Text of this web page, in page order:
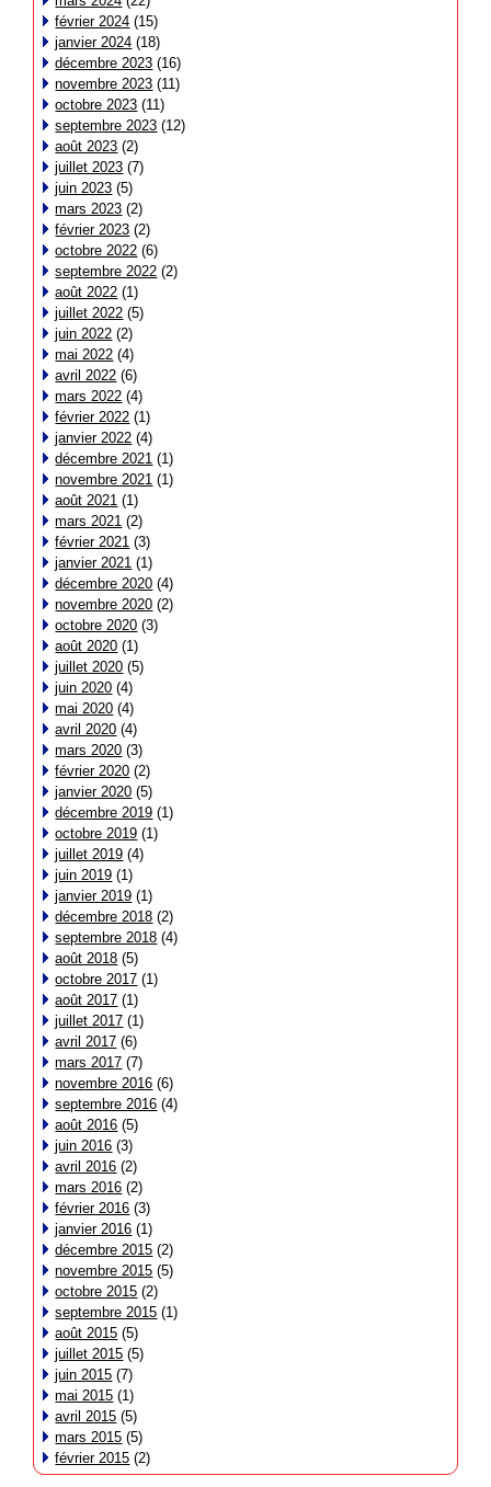
février 2024 (15)
janvier 2024 (18)
décembre 2023 (16)
novembre 2023 (11)
octobre 2023 (11)
septembre 2023 (12)
août 2023 (2)
juillet 2023 (7)
juin 2023 (5)
mars 2023 (2)
février 2023 (2)
octobre 2022 (6)
septembre 2022 (2)
août 2022 (1)
juillet 2022 (5)
juin 2022 (2)
mai 2022 (4)
avril 2022 (6)
mars 2022 (4)
février 2022 (1)
janvier 2022 (4)
décembre 2021 (1)
novembre 2021 (1)
août 2021 (1)
mars 2021 (2)
février 2021 (3)
janvier 2021 (1)
décembre 2020 (4)
novembre 2020 (2)
octobre 2020 (3)
août 2020 (1)
juillet 2020 (5)
juin 2020 (4)
mai 2020 (4)
avril 2020 (4)
mars 2020 (3)
février 2020 (2)
janvier 2020 (5)
décembre 2019 (1)
octobre 2019 (1)
juillet 2019 (4)
juin 2019 (1)
janvier 2019 (1)
décembre 2018 (2)
septembre 2018 (4)
août 2018 (5)
octobre 2017 (1)
août 2017 (1)
juillet 2017 (1)
avril 2017 (6)
mars 2017 (7)
novembre 2016 (6)
septembre 2016 (4)
août 2016 (5)
juin 2016 (3)
avril 2016 (2)
mars 2016 (2)
février 2016 (3)
janvier 2016 (1)
décembre 2015 (2)
novembre 2015 (5)
octobre 2015 (2)
septembre 2015 (1)
août 2015 (5)
juillet 2015 (5)
juin 2015 (7)
mai 2015 (1)
avril 2015 (5)
mars 2015 (5)
février 2015 (2)